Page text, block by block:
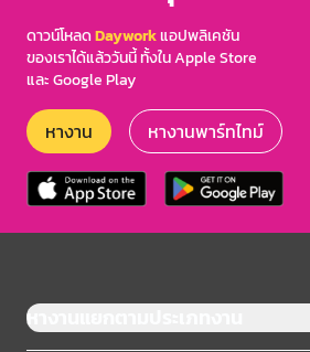
ดาวน์โหลดDayworkแอปพลิเคชัน
ของเราได้แล้ววันนี้ ทั้งใน Apple Store
และ Google Play
หางาน หางานพาร์ทไทม์
หางานแยกตามประเภทงาน